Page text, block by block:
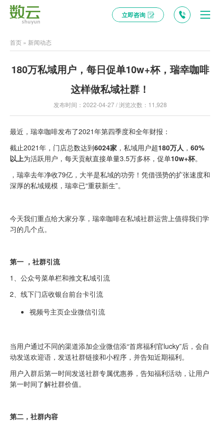
立即咨询
首页 » 新闻动态
180万私域用户，每日促单10w+杯，瑞幸咖啡
这样做私域社群！
发布时间：2022-04-27 / 浏览次数：11,928
最近，瑞幸咖啡发布了2021年第四季度和全年财报：
截止2021年，门店总数达到6024家 ，私域用户超180万人 ， 60%
以上为活跃用户，每天贡献直接单量3.5万多杯，促单10w+杯。
，瑞幸去年净收79亿，大半是私域的功劳！凭借强势的扩张速度和
深厚的私域规模，瑞幸已“重获新生”。
今天我们重点给大家分享，瑞幸咖啡在私域社群运营上值得我们学
习的几个点。
第一 ，社群引流
1、公众号菜单栏和推文私域引流
2、线下门店收银台前台卡引流
视频号主页企业微信引流
当用户通过不同的渠道添加企业微信添“首席福利官lucky”后，会自
动发送欢迎语，发送社群链接和小程序，并告知近期福利。
用户入群后第一时间发送社群专属优惠券，告知福利活动，让用户
第一时间了解社群价值。
第二，社群内容